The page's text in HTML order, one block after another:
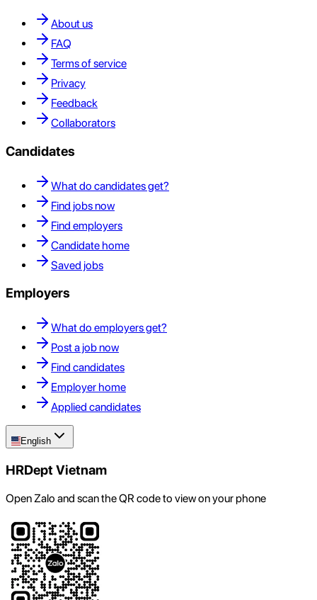
About us
FAQ
Terms of service
Privacy
Feedback
Collaborators
Candidates
What do candidates get?
Find jobs now
Find employers
Candidate home
Saved jobs
Employers
What do employers get?
Post a job now
Find candidates
Employer home
Applied candidates
English
HRDept Vietnam
Open Zalo and scan the QR code to view on your phone